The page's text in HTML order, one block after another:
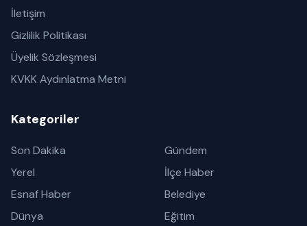
İletişim
Gizlilik Politikası
Üyelik Sözleşmesi
KVKK Aydınlatma Metni
Kategoriler
Son Dakika
Gündem
Yerel
İlçe Haber
Esnaf Haber
Belediye
Dünya
Eğitim